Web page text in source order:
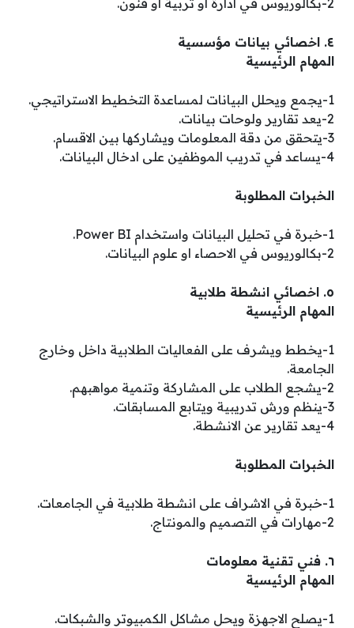
2-بكالوريوس في ادارة او تربية او فنون.
٤. اخصائي بيانات مؤسسية
المهام الرئيسية
1-يجمع ويحلل البيانات لمساعدة التخطيط الاستراتيجي.
2-يعد تقارير ولوحات بيانات.
3-يتحقق من دقة المعلومات ويشاركها بين الاقسام.
4-يساعد في تدريب الموظفين على ادخال البيانات.
الخبرات المطلوبة
1-خبرة في تحليل البيانات واستخدام Power BI.
2-بكالوريوس في الاحصاء او علوم البيانات.
٥. اخصائي انشطة طلابية
المهام الرئيسية
1-يخطط ويشرف على الفعاليات الطلابية داخل وخارج
الجامعة.
2-يشجع الطلاب على المشاركة وتنمية مواهبهم.
3-ينظم ورش تدريبية ويتابع المسابقات.
4-يعد تقارير عن الانشطة.
الخبرات المطلوبة
1-خبرة في الاشراف على انشطة طلابية في الجامعات.
2-مهارات في التصميم والمونتاج.
٦. فني تقنية معلومات
المهام الرئيسية
1-يصلح الاجهزة ويحل مشاكل الكمبيوتر والشبكات.